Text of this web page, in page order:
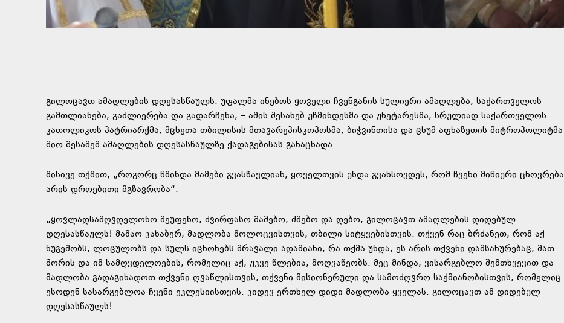
გილოცავთ ამაღლების დღესასწაულს. უფალმა ინებოს ყოველი ჩვენგანის სულიერი ამაღლება, საქართველოს
გამთლიანება, გაძლიერება და გადარჩენა, – ამის შესახებ უწმინდესმა და უნეტარესმა, სრულიად საქართველოს
კათოლიკოს-პატრიარქმა, მცხეთა-თბილისის მთავარეპისკოპოსმა, ბიჭვინთისა და ცხუმ-აფხაზეთის მიტროპოლიტმა
შიო მესამემ ამაღლების დღესასწაულზე ქადაგებისას განაცხადა.
მისივე თქმით, „როგორც წმინდა მამები გვასწავლიან, ყოველთვის უნდა გვახსოვდეს, რომ ჩვენი მიწიური ცხოვრება
არის დროებითი მგზავრობა“.
„ყოვლადსამღვდელონო მეუფენო, ძვირფასო მამებო, ძმებო და დებო, გილოცავთ ამაღლების დიდებულ
დღესასწაულს! მამაო კახაბერ, მადლობა მოლოცვისთვის, თბილი სიტყვებისთვის. თქვენ რაც ბრძანეთ, რომ აქ
ნუგეშობს, ლოცულობს და სულს იცხონებს მრავალი ადამიანი, რა თქმა უნდა, ეს არის თქვენი დამსახურებაც, მათ
შორის და იმ სამღვდელოების, რომელიც აქ, უკვე წლებია, მოღვაწეობს. მეც მინდა, ვისარგებლო შემთხვევით და
მადლობა გადაგიხადოთ თქვენი ღვაწლისთვის, თქვენი მისიონერული და სამოძღვრო საქმიანობისთვის, რომელიც
ესოდენ სასარგებლოა ჩვენი ეკლესიისთვის. კიდევ ერთხელ დიდი მადლობა ყველას. გილოცავთ ამ დიდებულ
დღესასწაულს!